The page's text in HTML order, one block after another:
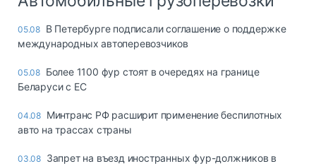
05.08 В Петербурге подписали соглашение о поддержке
международных автоперевозчиков
05.08 Более 1100 фур стоят в очередях на границе
Беларуси с ЕС
04.08 Минтранс РФ расширит применение беспилотных
авто на трассах страны
03.08 Запрет на въезд иностранных фур-должников в